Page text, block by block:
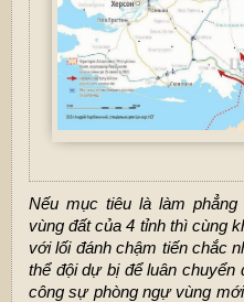
Nếu mục tiêu là làm
vùng đất của 4 tỉnh thì cùng
với lối đánh chậm tiến chắc
thể đội dự bị để luân chuyển
công sự phòng ngự vùng